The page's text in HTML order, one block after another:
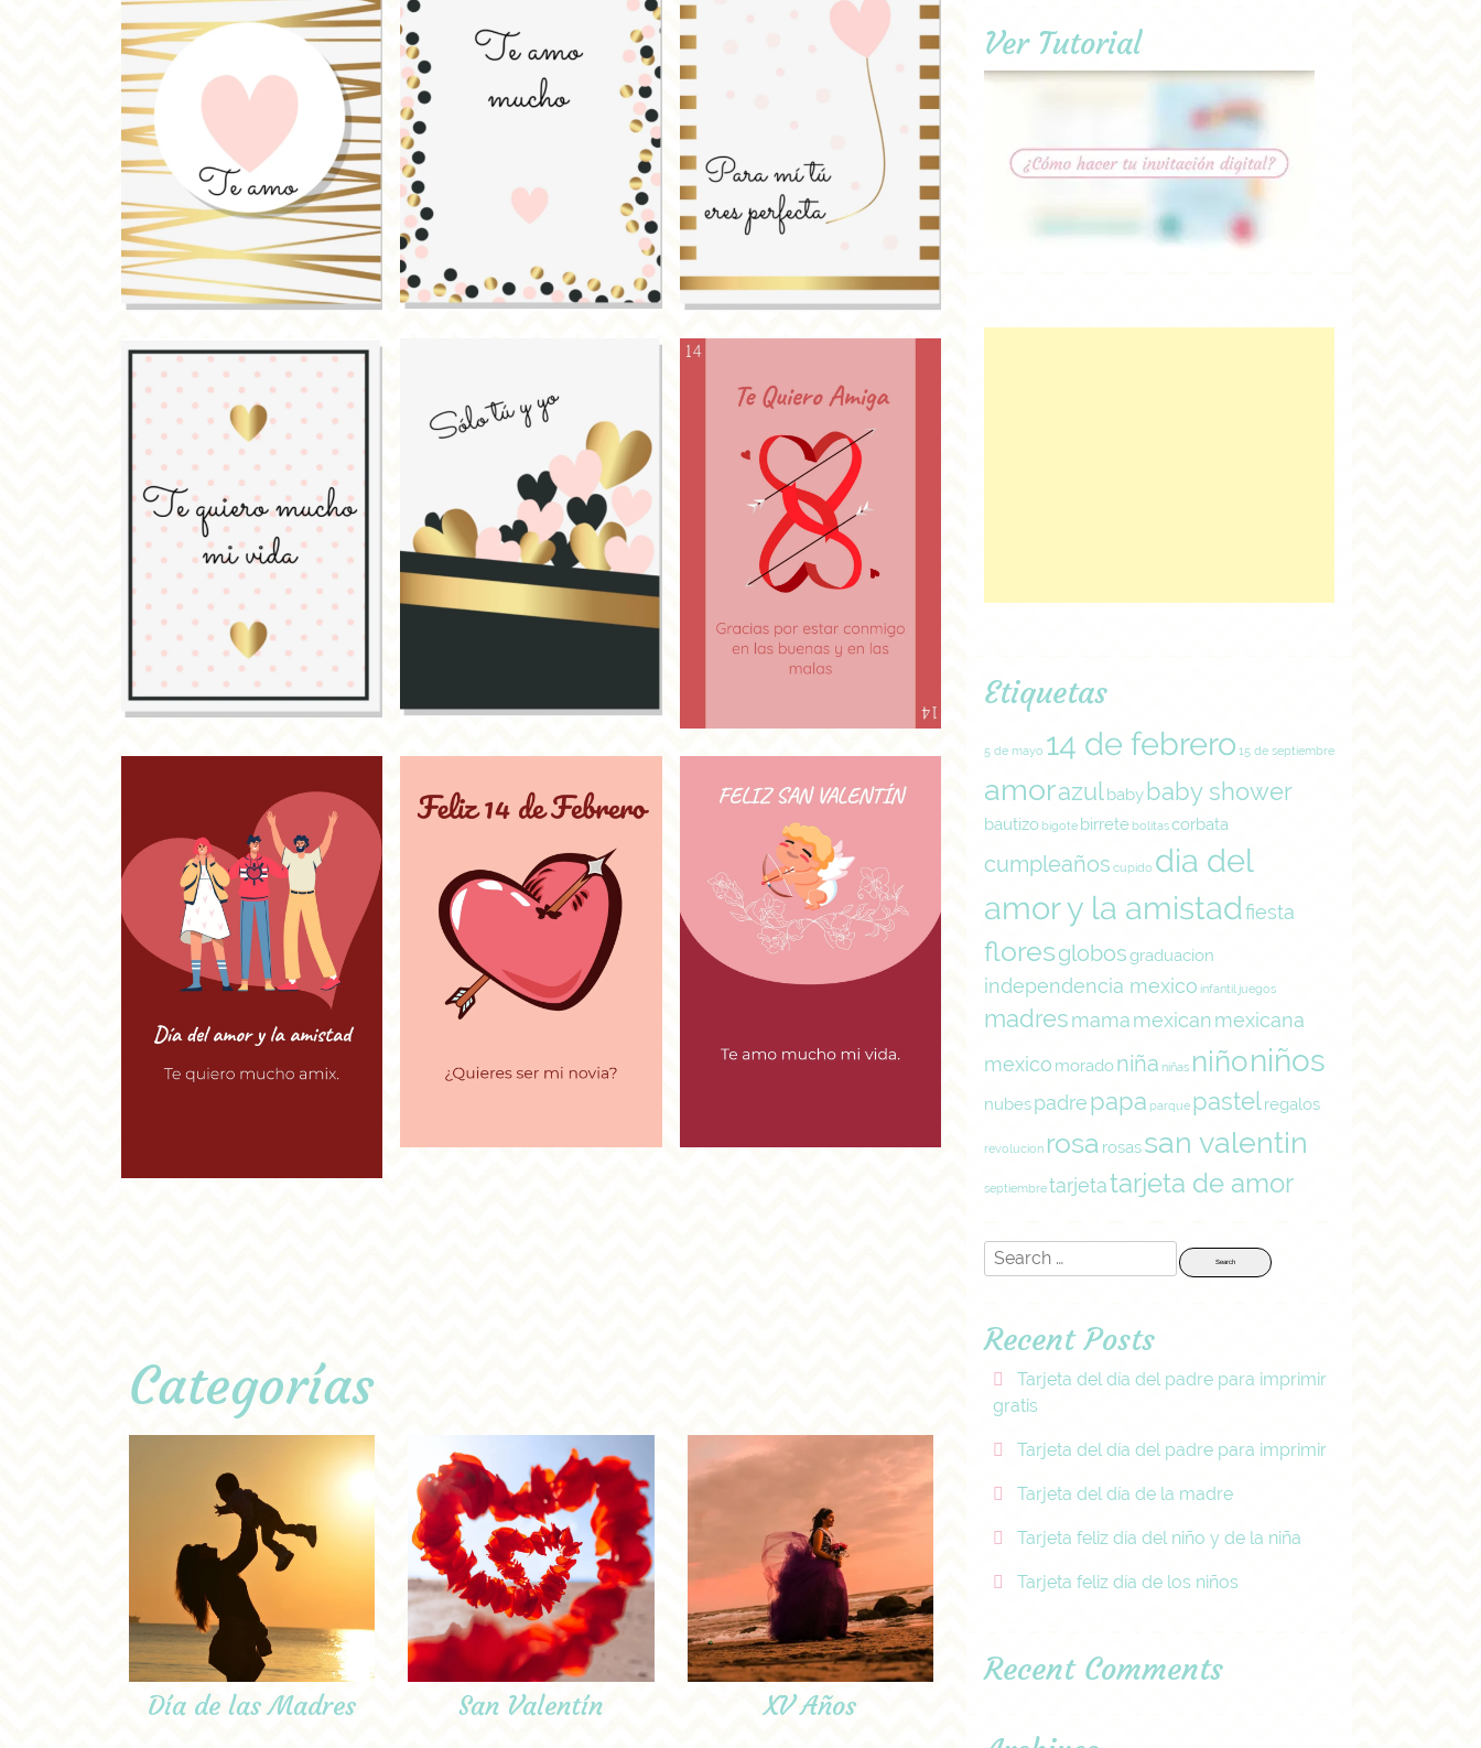
Categorías
Día de las Madres San Valentín XV Años
Ver Tutorial
Etiquetas
5 de mayo 14 de febrero 15 de septiembre
amorazulbaby baby shower
bautizo bigote birrete bolitascorbata
cumpleaños cupido dia del
amor y la amistadfiesta
floresglobosgraduacion
independencia mexico infantil juegos
madresmamamexicanmexicana
mexico moradoniña niñas niñoniños
nubespadrepapa parque pastelregalos
revolucion rosa rosassan valentin
septiembretarjetatarjeta de amor
Search
for:
Recent Posts
Tarjeta del día del padre para imprimir
gratis
Tarjeta del día del padre para imprimir
Tarjeta del día de la madre
Tarjeta feliz día del niño y de la niña
Tarjeta feliz día de los niños
Recent Comments